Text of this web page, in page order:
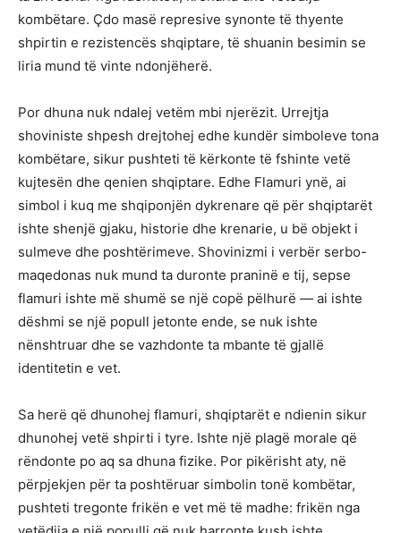
kombëtare. Çdo masë represive synonte të thyente
shpirtin e rezistencës shqiptare, të shuanin besimin se
liria mund të vinte ndonjëherë.
Por dhuna nuk ndalej vetëm mbi njerëzit. Urrejtja
shoviniste shpesh drejtohej edhe kundër simboleve tona
kombëtare, sikur pushteti të kërkonte të fshinte vetë
kujtesën dhe qenien shqiptare. Edhe Flamuri ynë, ai
simbol i kuq me shqiponjën dykrenare që për shqiptarët
ishte shenjë gjaku, historie dhe krenarie, u bë objekt i
sulmeve dhe poshtërimeve. Shovinizmi i verbër serbo-
maqedonas nuk mund ta duronte praninë e tij, sepse
flamuri ishte më shumë se një copë pëlhurë — ai ishte
dëshmi se një popull jetonte ende, se nuk ishte
nënshtruar dhe se vazhdonte ta mbante të gjallë
identitetin e vet.
Sa herë që dhunohej flamuri, shqiptarët e ndienin sikur
dhunohej vetë shpirti i tyre. Ishte një plagë morale që
rëndonte po aq sa dhuna fizike. Por pikërisht aty, në
përpjekjen për ta poshtëruar simbolin tonë kombëtar,
pushteti tregonte frikën e vet më të madhe: frikën nga